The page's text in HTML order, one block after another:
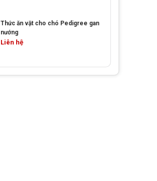
Thức ăn vặt cho chó Pedigree gan
nướng
Liên hệ